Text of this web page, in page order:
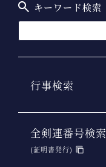
キーワード検索
行事検索
全剣連番号検索
(証明書発行)